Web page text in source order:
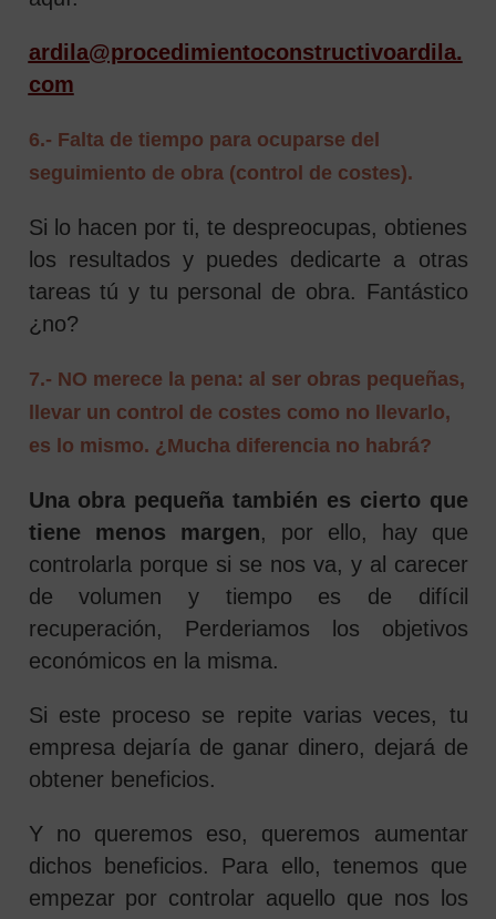
ardila@procedimientoconstructivoardila.
com
6.- Falta de tiempo para ocuparse del
seguimiento de obra (control de costes).
Si lo hacen por ti, te despreocupas, obtienes
los resultados y puedes dedicarte a otras
tareas tú y tu personal de obra. Fantástico
¿no?
7.- NO merece la pena: al ser obras pequeñas,
llevar un control de costes como no llevarlo,
es lo mismo. ¿Mucha diferencia no habrá?
Una obra pequeña también es cierto que
tiene menos margen, por ello, hay que
controlarla porque si se nos va, y al carecer
de volumen y tiempo es de difícil
recuperación, Perderiamos los objetivos
económicos en la misma.
Si este proceso se repite varias veces, tu
empresa dejaría de ganar dinero, dejará de
obtener beneficios.
Y no queremos eso, queremos aumentar
dichos beneficios. Para ello, tenemos que
empezar por controlar aquello que nos los